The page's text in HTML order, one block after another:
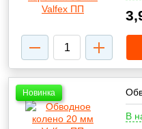
Новинка
В